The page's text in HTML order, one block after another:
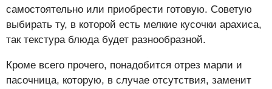
самостоятельно или приобрести готовую. Советую
выбирать ту, в которой есть мелкие кусочки арахиса,
так текстура блюда будет разнообразной.
Кроме всего прочего, понадобится отрез марли и
пасочница, которую, в случае отсутствия, заменит